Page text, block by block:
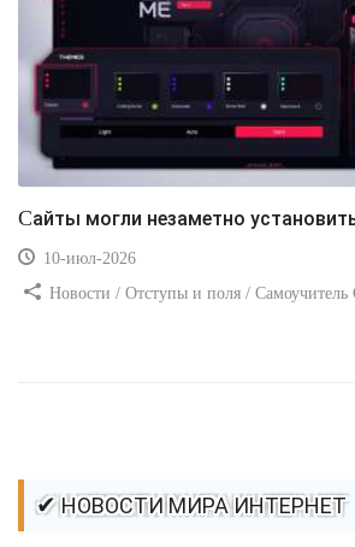
Сайты могли незаметно
10-июл-2026
Новости / Отступы и поля / Самоучитель
✔ НОВОСТИ МИРА ИНТЕРНЕТ